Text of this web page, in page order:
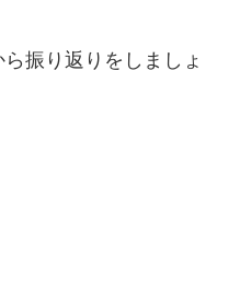
振り返りをしましょ